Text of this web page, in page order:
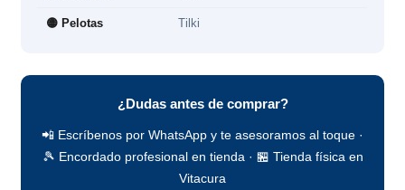
🟡 Pelotas Tilki
¿Dudas antes de comprar?
📲 Escríbenos por WhatsApp y te asesoramos al toque ·
🎾 Encordado profesional en tienda · 🏪 Tienda física en
Vitacura